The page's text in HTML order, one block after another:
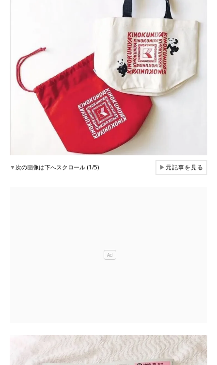
▼次の画像は下へスクロール (1/5) ▶元記事を見る